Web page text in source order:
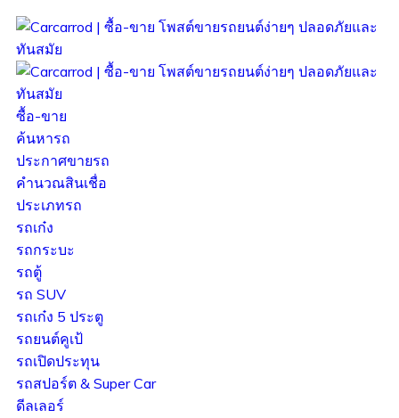
ซื้อ-ขาย
ค้นหารถ
ประกาศขายรถ
คำนวณสินเชื่อ
ประเภทรถ
รถเก๋ง
รถกระบะ
รถตู้
รถ SUV
รถเก๋ง 5 ประตู
รถยนต์คูเป้
รถเปิดประทุน
รถสปอร์ต & Super Car
ดีลเลอร์